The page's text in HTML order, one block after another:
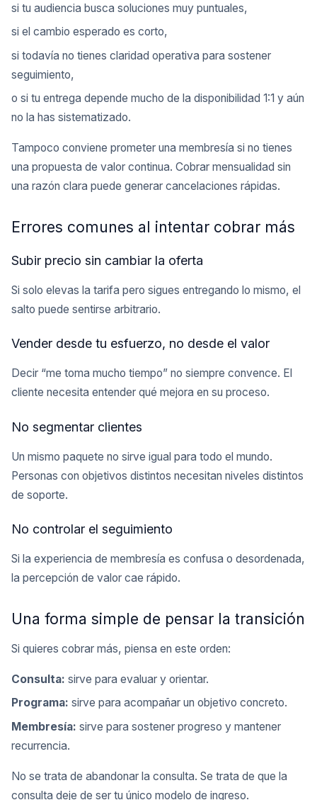
si tu audiencia busca soluciones muy puntuales,
si el cambio esperado es corto,
si todavía no tienes claridad operativa para sostener
seguimiento,
o si tu entrega depende mucho de la disponibilidad 1:1 y aún
no la has sistematizado.
Tampoco conviene prometer una membresía si no tienes
una propuesta de valor continua. Cobrar mensualidad sin
una razón clara puede generar cancelaciones rápidas.
Errores comunes al intentar cobrar más
Subir precio sin cambiar la oferta
Si solo elevas la tarifa pero sigues entregando lo mismo, el
salto puede sentirse arbitrario.
Vender desde tu esfuerzo, no desde el valor
Decir “me toma mucho tiempo” no siempre convence. El
cliente necesita entender qué mejora en su proceso.
No segmentar clientes
Un mismo paquete no sirve igual para todo el mundo.
Personas con objetivos distintos necesitan niveles distintos
de soporte.
No controlar el seguimiento
Si la experiencia de membresía es confusa o desordenada,
la percepción de valor cae rápido.
Una forma simple de pensar la transición
Si quieres cobrar más, piensa en este orden:
Consulta: sirve para evaluar y orientar.
Programa: sirve para acompañar un objetivo concreto.
Membresía: sirve para sostener progreso y mantener
recurrencia.
No se trata de abandonar la consulta. Se trata de que la
consulta deje de ser tu único modelo de ingreso.